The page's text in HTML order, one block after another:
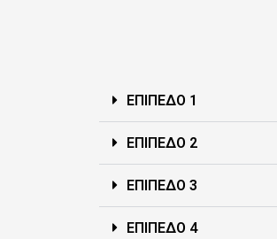
ΕΠΙΠΕΔΟ 1
ΕΠΙΠΕΔΟ 2
ΕΠΙΠΕΔΟ 3
ΕΠΙΠΕΔΟ 4